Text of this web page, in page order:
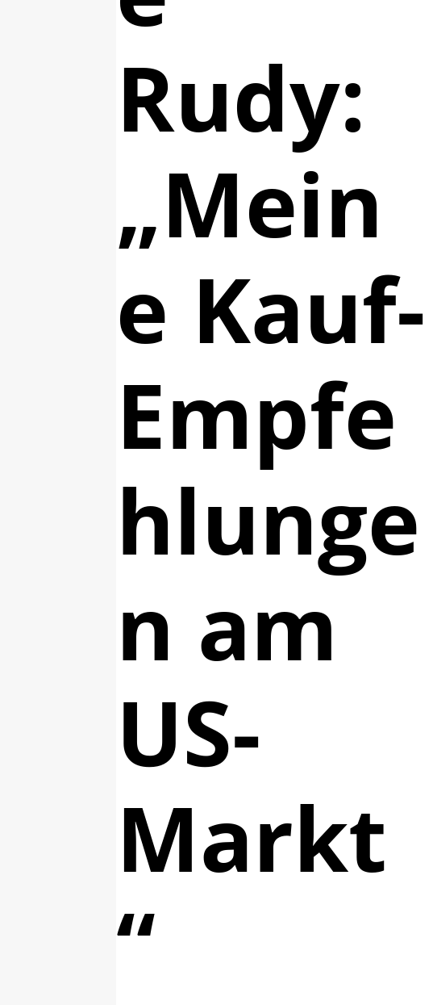
Rudy:
„Mein
e Kauf-
Empfe
hlunge
n am
US-
Markt
“